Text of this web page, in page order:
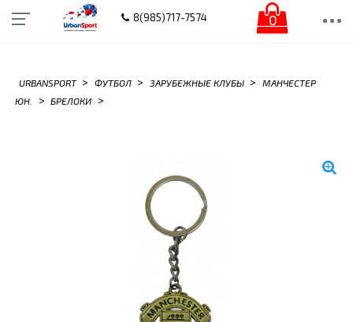
8(985)717-7574 0
URBANSPORT > ФУТБОЛ > ЗАРУБЕЖНЫЕ КЛУБЫ >
МАНЧЕСТЕР
ЮН.
> БРЕЛОКИ >